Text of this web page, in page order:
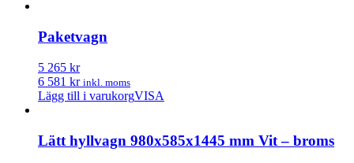
Paketvagn
5 265 kr
6 581 kr inkl. moms
Lägg till i varukorgVISA
Lätt hyllvagn 980x585x1445 mm Vit – broms